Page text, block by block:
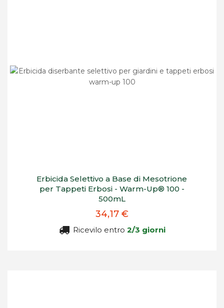
Erbicida Selettivo a Base di Mesotrione
per Tappeti Erbosi - Warm-Up® 100 -
500mL
34,17 €
Ricevilo entro 2/3 giorni